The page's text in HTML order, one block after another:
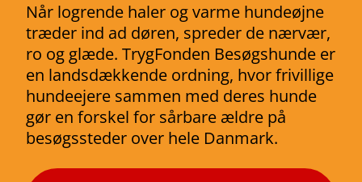
Når logrende haler og varme hundeøjne
træder ind ad døren, spreder de nærvær,
ro og glæde. TrygFonden Besøgshunde er
en landsdækkende ordning, hvor frivillige
hundeejere sammen med deres hunde
gør en forskel for sårbare ældre på
besøgssteder over hele Danmark.